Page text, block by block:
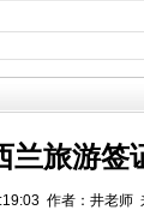
兰旅游签
作者：井老